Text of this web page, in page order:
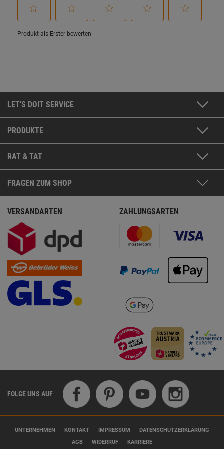
LET'S DOIT SERVICE
PRODUKTE
RAT & TAT
FRAGEN ZUM SHOP
VERSANDARTEN ZAHLUNGSARTEN
FOLGE UNS AUF
UNTERNEHMEN KONTAKT IMPRESSUM
DATENSCHUTZERKLÄRUNG
AGB
WIDERRUF KARRIERE